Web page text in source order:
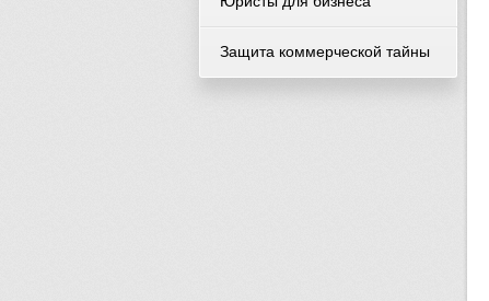
Защита коммерческой тайны